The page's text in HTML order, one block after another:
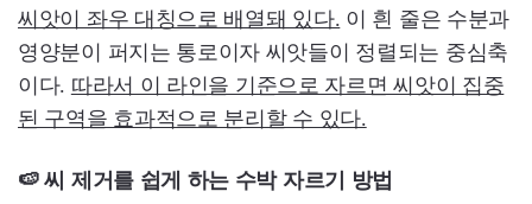
씨앗이 좌우 대칭으로 배열돼 있다. 이 흰 줄은 수분과
영양분이 퍼지는 통로이자 씨앗들이 정렬되는 중심축
이다. 따라서 이 라인을 기준으로 자르면 씨앗이 집중
된 구역을 효과적으로 분리할 수 있다.
🍉 씨 제거를 쉽게 하는 수박 자르기 방법